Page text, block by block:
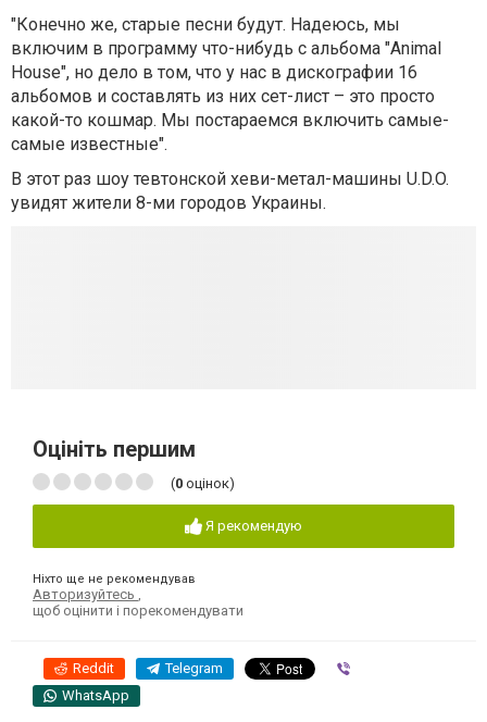
"Конечно же, старые песни будут. Надеюсь, мы
включим в программу что-нибудь с альбома "Animal
House", но дело в том, что у нас в дискографии 16
альбомов и составлять из них сет-лист – это просто
какой-то кошмар. Мы постараемся включить самые-
самые известные".
В этот раз шоу тевтонской хеви-метал-машины U.D.O.
увидят жители 8-ми городов Украины.
Оцініть першим
(0 оцінок)
Я рекомендую
Ніхто ще не рекомендував
Авторизуйтесь ,
щоб оцінити і порекомендувати
Reddit Telegram
WhatsApp